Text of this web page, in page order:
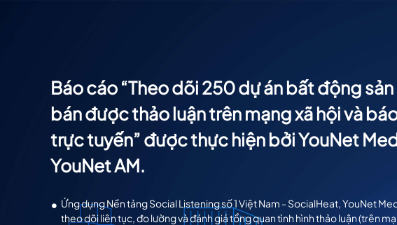
Báo cáo “Theo dõi 250 dự án bất động
bán được thảo luận trên mạng xã hội và
trực tuyến” được thực hiện bởi YouNet
YouNet AM.
Ứng dụng Nền tảng Social Listening số 1 Việt Nam - SocialHeat, YouNet
theo dõi liên tục, đo lường và đánh giá tổng quan tình hình thảo luận (trên